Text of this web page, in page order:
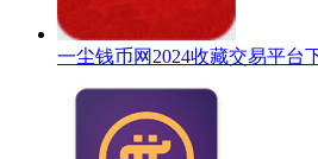
一尘钱币网2024收藏交易平台